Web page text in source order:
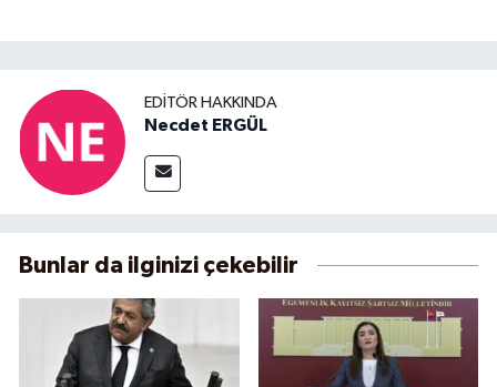
EDITÖR HAKKINDA
Necdet ERGÜL
Bunlar da ilginizi çekebilir